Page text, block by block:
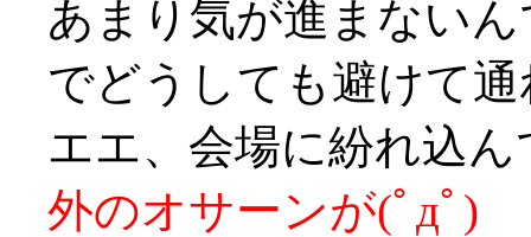
あまり気が進まない
でどうしても避けて
エエ、会場に紛れ込
外のオサーンが(ﾟдﾟ)